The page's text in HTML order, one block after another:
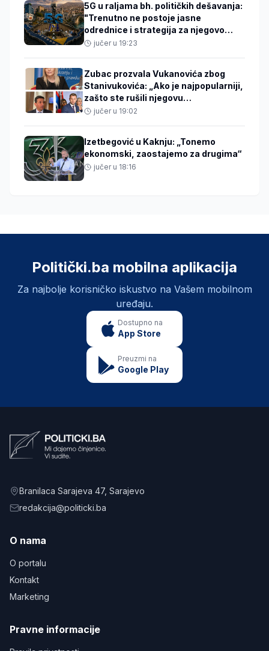
5G u raljama bh. političkih dešavanja:
"Trenutno ne postoje jasne
odrednice i strategija za njegovo
uvođenje"
jučer u 19:23
Zubac prozvala Vukanovića zbog
Stanivukovića: „Ako je najpopularniji,
zašto ste rušili njegovu
kandidaturu?“
jučer u 19:02
Izetbegović u Kaknju: „Tonemo
ekonomski, zaostajemo za drugima“
jučer u 18:16
Politički.ba mobilna aplikacija
Za najbolje korisničko iskustvo na Vašem mobilnom
uređaju.
Dostupno na
App Store
Preuzmi na
Google Play
Branilaca Sarajeva 47, Sarajevo
redakcija@politicki.ba
O nama
O portalu
Kontakt
Marketing
Pravne informacije